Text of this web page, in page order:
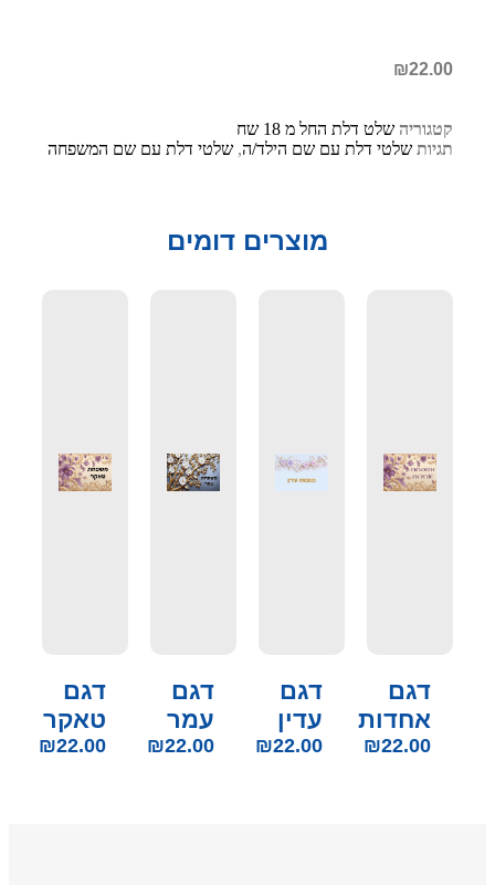
₪22.00
קטגוריה שלט דלת החל מ 18 שח
תגיות שלטי דלת עם שם הילד/ה, שלטי דלת עם שם המשפחה
מוצרים דומים
דגם
אחדות
₪22.00
דגם
עדין
₪22.00
דגם
עמר
₪22.00
דגם
טאקר
₪22.00